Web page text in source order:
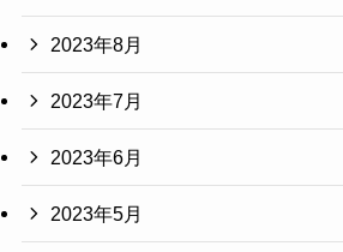
2023年8月
2023年7月
2023年6月
2023年5月